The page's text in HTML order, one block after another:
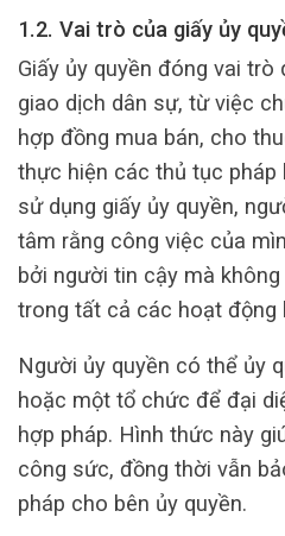
1.2. Vai trò của giấy ủy
Giấy ủy quyền đóng vai trò
giao dịch dân sự, từ việc
hợp đồng mua bán, cho
thực hiện các thủ tục pháp
sử dụng giấy ủy quyền,
tâm rằng công việc của
bởi người tin cậy mà
trong tất cả các hoạt động
Người ủy quyền có thể ủy
hoặc một tổ chức để đại
hợp pháp. Hình thức này
công sức, đồng thời vẫn
pháp cho bên ủy quyền.